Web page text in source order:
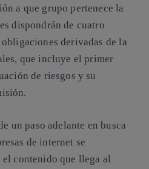
a que grupo pertenece la
dispondrán de cuatro
derivadas de la
que incluye el primer
de riesgos y su
un paso adelante en busca
de internet se
contenido que llega al